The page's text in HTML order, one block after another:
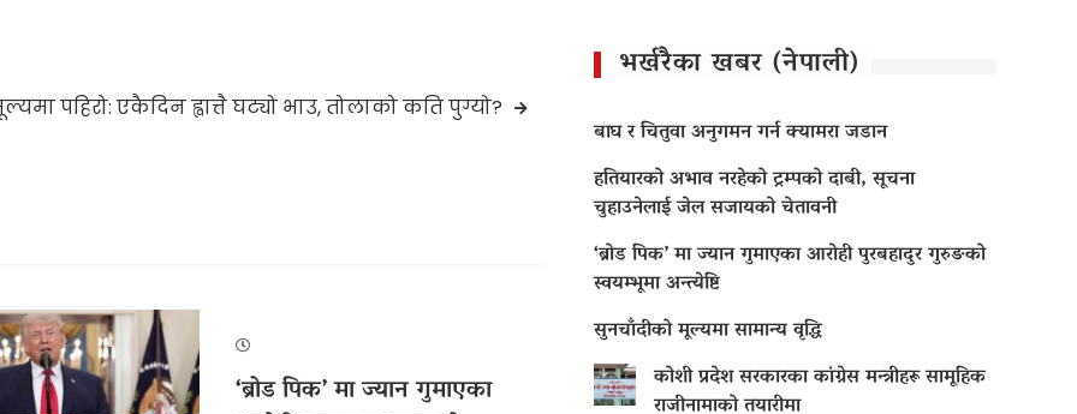
पहिरो: एकैदिन ह्वात्तै घट्यो भाउ, तोलाको कति पुग्यो?
‘ब्रोड पिक’ मा ज्यान गुमाएका
भर्खरैका खबर (नेपाली)
बाघ र चितुवा अनुगमन गर्न क्यामरा जडान
हतियारको अभाव नरहेको ट्रम्पको दाबी, सूचना
चुहाउनेलाई जेल सजायको चेतावनी
‘ब्रोड पिक’ मा ज्यान गुमाएका आराेही पुरबहादुर गुरुङको
स्वयम्भूमा अन्त्येष्टि
सुनचाँदीको मूल्यमा सामान्य वृद्धि
कोशी प्रदेश सरकारका कांग्रेस मन्त्रीहरू सामूहिक